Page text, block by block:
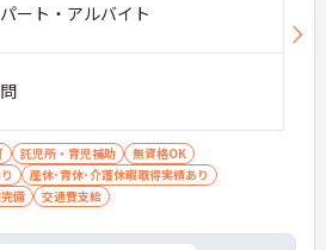
ート・アルバイト
託児所・育児補助
無資格OK
産休･育休･介護休暇取得実績あり
備 交通費支給